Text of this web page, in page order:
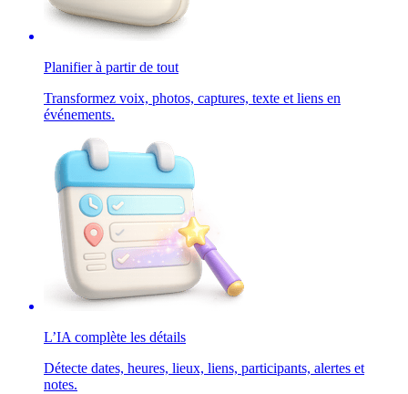
Planifier à partir de tout
Transformez voix, photos, captures, texte et liens en
événements.
L’IA complète les détails
Détecte dates, heures, lieux, liens, participants, alertes et
notes.